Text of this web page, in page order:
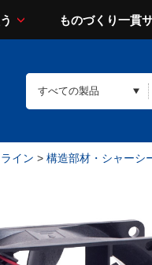
ものづくり一貫
イン > 構造部材・シャーシ